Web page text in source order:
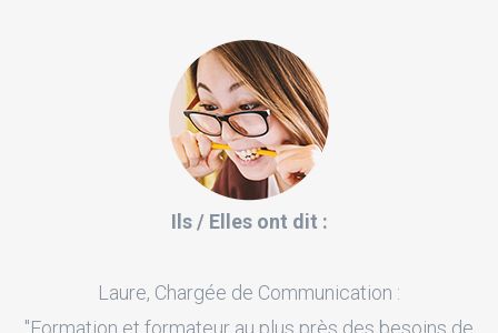
Ils / Elles ont dit :
Laure, Chargée de Communication :
"Formation et formateur au plus près des besoins de